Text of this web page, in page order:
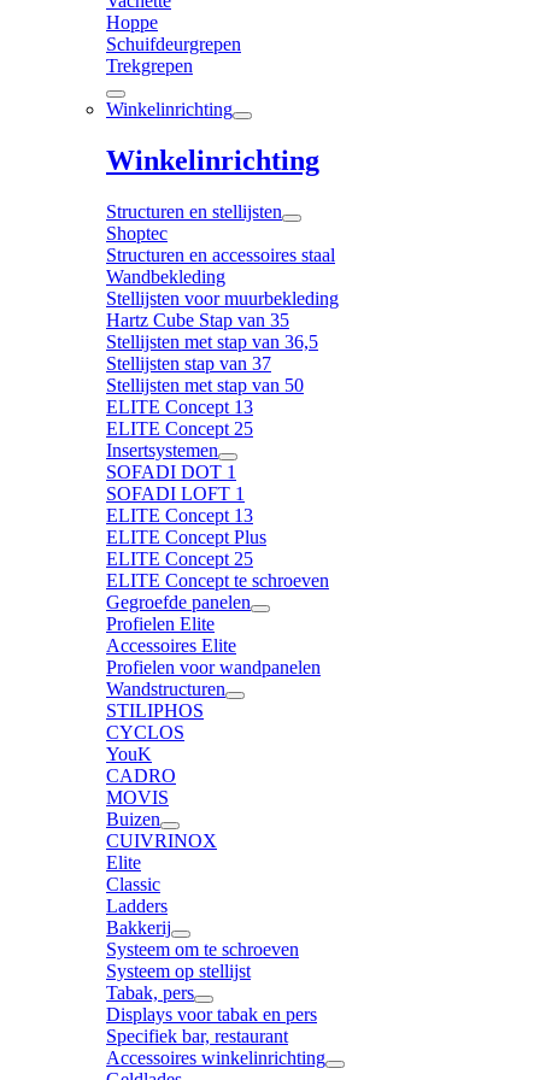
Hoppe
Schuifdeurgrepen
Trekgrepen
Winkelinrichting
Winkelinrichting
Structuren en stellijsten
Shoptec
Structuren en accessoires staal
Wandbekleding
Stellijsten voor muurbekleding
Hartz Cube Stap van 35
Stellijsten met stap van 36,5
Stellijsten stap van 37
Stellijsten met stap van 50
ELITE Concept 13
ELITE Concept 25
Insertsystemen
SOFADI DOT 1
SOFADI LOFT 1
ELITE Concept 13
ELITE Concept Plus
ELITE Concept 25
ELITE Concept te schroeven
Gegroefde panelen
Profielen Elite
Accessoires Elite
Profielen voor wandpanelen
Wandstructuren
STILIPHOS
CYCLOS
YouK
CADRO
MOVIS
Buizen
CUIVRINOX
Elite
Classic
Ladders
Bakkerij
Systeem om te schroeven
Systeem op stellijst
Tabak, pers
Displays voor tabak en pers
Specifiek bar, restaurant
Accessoires winkelinrichting